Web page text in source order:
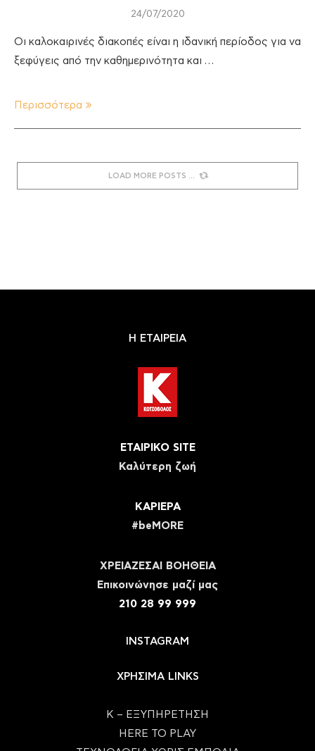
24/07/2020
Οι καλοκαιρινές διακοπές είναι η ιδανική περίοδος για να
ξεφύγεις από την καθημερινότητα και …
Περισσότερα
LOAD MORE POSTS
Η ΕΤΑΙΡΕΙΑ
ΕΤΑΙΡΙΚΟ SITE
Καλύτερη ζωή
ΚΑΡΙΕΡΑ
#beMORE
ΧΡΕΙΑΖΕΣΑΙ ΒΟΗΘΕΙΑ
Eπικοινώνησε μαζί μας
210 28 99 999
INSTAGRAM
ΧΡΗΣΙΜΑ LINKS
Κ – ΕΞΥΠΗΡΕΤΗΣΗ
HERE TO PLAY